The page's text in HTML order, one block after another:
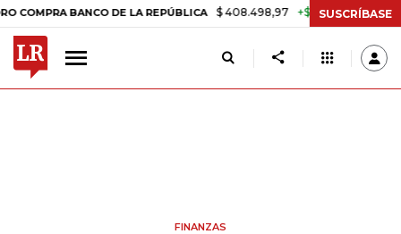
BANCO DE LA REPÚBLICA $ 408.498,97 +$ 8.753,81 +2,19%
SUSCRÍBASE
FINANZAS